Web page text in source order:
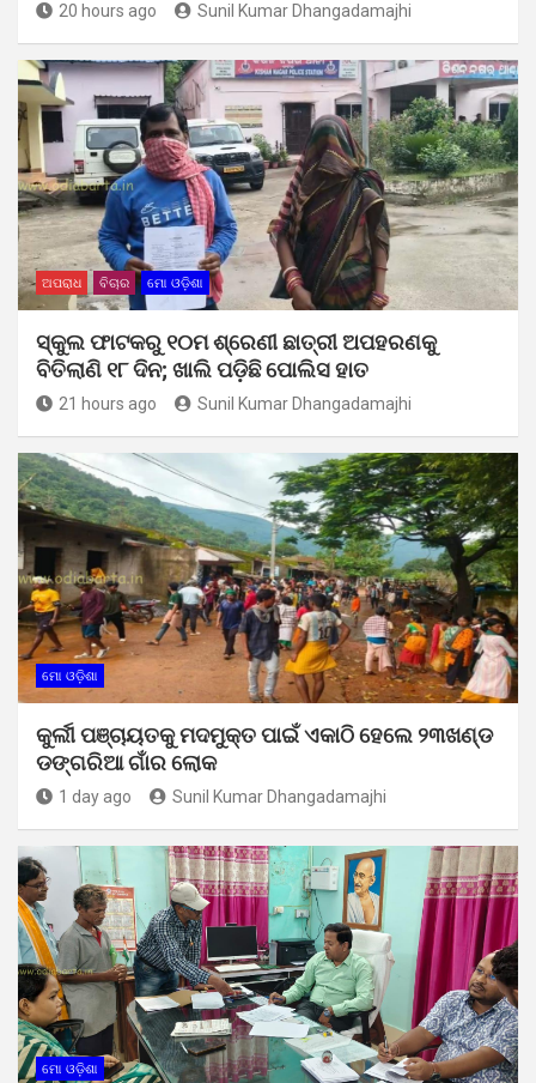
20 hours ago Sunil Kumar Dhangadamajhi
ଅପରାଧ ବିଚାର ମୋ ଓଡ଼ିଶା
ସ୍କୁଲ ଫାଟକରୁ ୧୦ମ ଶ୍ରେଣୀ ଛାତ୍ରୀ ଅପହରଣକୁ
ବିତିଲାଣି ୧୮ ଦିନ; ଖାଲି ପଡ଼ିଛି ପୋଲିସ ହାତ
21 hours ago Sunil Kumar Dhangadamajhi
ମୋ ଓଡ଼ିଶା
କୁର୍ଲୀ ପଞ୍ଚାୟତକୁ ମଦମୁକ୍ତ ପାଇଁ ଏକାଠି ହେଲେ ୨୩ଖଣ୍ଡ
ଡଙ୍ଗରିଆ ଗାଁର ଲୋକ
1 day ago Sunil Kumar Dhangadamajhi
ମୋ ଓଡ଼ିଶା